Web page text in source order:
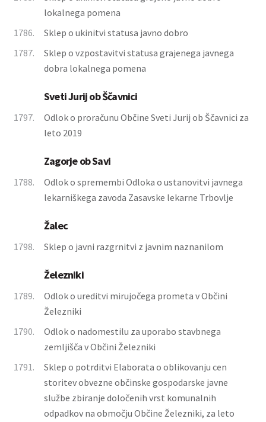
lokalnega pomena
1786.
Sklep o ukinitvi statusa javno dobro
1787.
Sklep o vzpostavitvi statusa grajenega javnega
dobra lokalnega pomena
Sveti Jurij ob Ščavnici
1797.
Odlok o proračunu Občine Sveti Jurij ob Ščavnici za
leto 2019
Zagorje ob Savi
1788.
Odlok o spremembi Odloka o ustanovitvi javnega
lekarniškega zavoda Zasavske lekarne Trbovlje
Žalec
1798. Sklep o javni razgrnitvi z javnim naznanilom
Železniki
1789.
Odlok o ureditvi mirujočega prometa v Občini
Železniki
1790.
Odlok o nadomestilu za uporabo stavbnega
zemljišča v Občini Železniki
1791.
Sklep o potrditvi Elaborata o oblikovanju cen
storitev obvezne občinske gospodarske javne
službe zbiranje določenih vrst komunalnih
odpadkov na območju Občine Železniki, za leto